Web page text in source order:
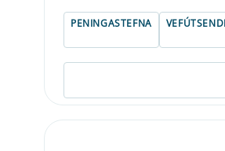
PENINGASTEFNA